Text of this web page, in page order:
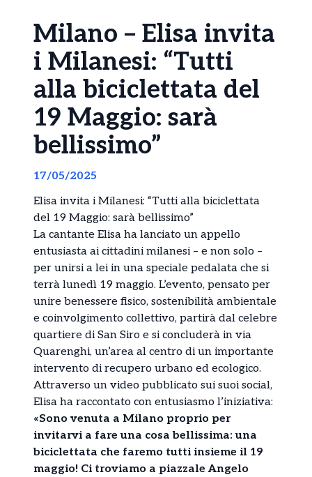
Milano – Elisa invita
i Milanesi: “Tutti
alla biciclettata del
19 Maggio: sarà
bellissimo”
17/05/2025
Elisa invita i Milanesi: “Tutti alla biciclettata
del 19 Maggio: sarà bellissimo”
La cantante Elisa ha lanciato un appello
entusiasta ai cittadini milanesi – e non solo –
per unirsi a lei in una speciale pedalata che si
terrà lunedì 19 maggio. L’evento, pensato per
unire benessere fisico, sostenibilità ambientale
e coinvolgimento collettivo, partirà dal celebre
quartiere di San Siro e si concluderà in via
Quarenghi, un’area al centro di un importante
intervento di recupero urbano ed ecologico.
Attraverso un video pubblicato sui suoi social,
Elisa ha raccontato con entusiasmo l’iniziativa:
«Sono venuta a Milano proprio per
invitarvi a fare una cosa bellissima: una
biciclettata che faremo tutti insieme il 19
maggio! Ci troviamo a piazzale Angelo